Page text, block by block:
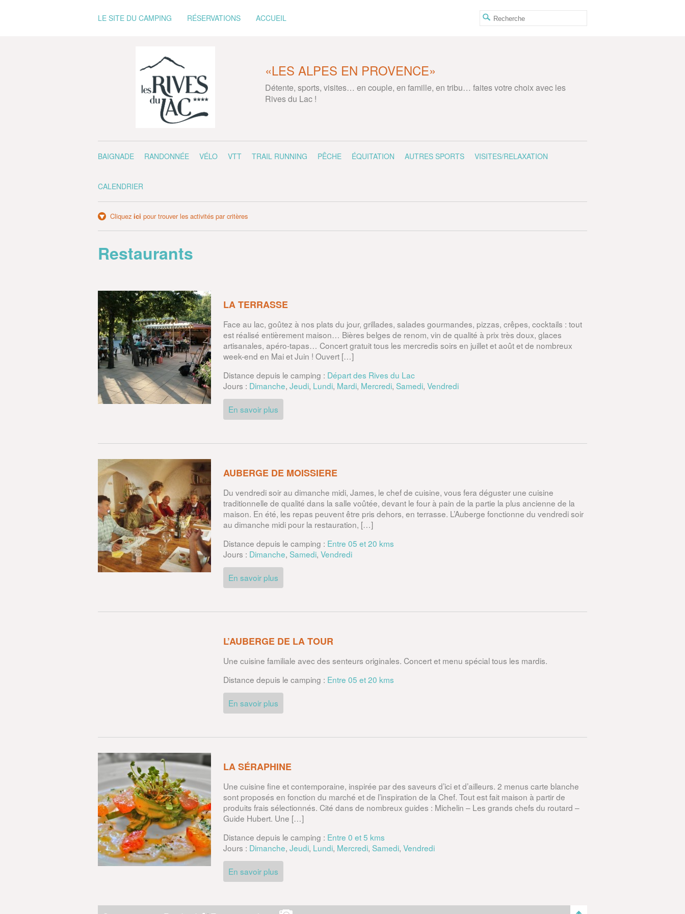
LE SITE DU CAMPING RÉSERVATIONS ACCUEIL
«LES ALPES EN PROVENCE»
Détente, sports, visites… en couple, en famille, en tribu… faites votre choix avec les
Rives du Lac !
BAIGNADE RANDONNÉE VÉLO VTT TRAIL RUNNING PÊCHE ÉQUITATION AUTRES SPORTS VISITES/RELAXATION
CALENDRIER
Cliquez ici pour trouver les activités par critères
Restaurants
LA TERRASSE
Face au lac, goûtez à nos plats du jour, grillades, salades gourmandes, pizzas, crêpes, cocktails : tout
est réalisé entièrement maison… Bières belges de renom, vin de qualité à prix très doux, glaces
artisanales, apéro-tapas… Concert gratuit tous les mercredis soirs en juillet et août et de nombreux
week-end en Mai et Juin ! Ouvert […]
Distance depuis le camping : Départ des Rives du Lac
Jours : Dimanche, Jeudi, Lundi, Mardi, Mercredi, Samedi, Vendredi
En savoir plus
AUBERGE DE MOISSIERE
Du vendredi soir au dimanche midi, James, le chef de cuisine, vous fera déguster une cuisine
traditionnelle de qualité dans la salle voûtée, devant le four à pain de la partie la plus ancienne de la
maison. En été, les repas peuvent être pris dehors, en terrasse. L’Auberge fonctionne du vendredi soir
au dimanche midi pour la restauration, […]
Distance depuis le camping : Entre 05 et 20 kms
Jours : Dimanche, Samedi, Vendredi
En savoir plus
L’AUBERGE DE LA TOUR
Une cuisine familiale avec des senteurs originales. Concert et menu spécial tous les mardis.
Distance depuis le camping : Entre 05 et 20 kms
En savoir plus
LA SÉRAPHINE
Une cuisine fine et contemporaine, inspirée par des saveurs d’ici et d’ailleurs. 2 menus carte blanche
sont proposés en fonction du marché et de l’inspiration de la Chef. Tout est fait maison à partir de
produits frais sélectionnés. Cité dans de nombreux guides : Michelin – Les grands chefs du routard –
Guide Hubert. Une […]
Distance depuis le camping : Entre 0 et 5 kms
Jours : Dimanche, Jeudi, Lundi, Mercredi, Samedi, Vendredi
En savoir plus